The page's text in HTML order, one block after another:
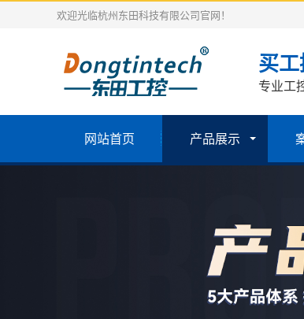
欢迎光临杭州东田科技有限公司官网！
买
专业工
网站首页 产品展示